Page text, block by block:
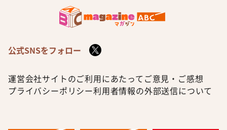
公式SNSをフォロー
運営会社サイトのご利用にあたって ご意見・ご感想
プライバシーポリシー利用者情報の外部送信について